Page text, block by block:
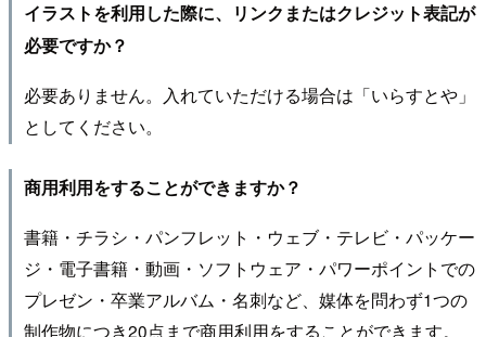
イラストを利用した際に、リンクまたはクレジット表記が
必要ですか？
必要ありません。入れていただける場合は「いらすとや」
としてください。
商用利用をすることができますか？
書籍・チラシ・パンフレット・ウェブ・テレビ・パッケー
ジ・電子書籍・動画・ソフトウェア・パワーポイントでの
プレゼン・卒業アルバム・名刺など、媒体を問わず1つの
制作物につき20点まで商用利用をすることができます。